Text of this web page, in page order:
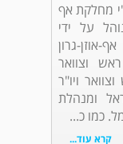
מחלקת אף
על ידי
אוזן-גרון
וצוואר
ויו"ר
ומנהלת
כמו כ...
קרא עוד...